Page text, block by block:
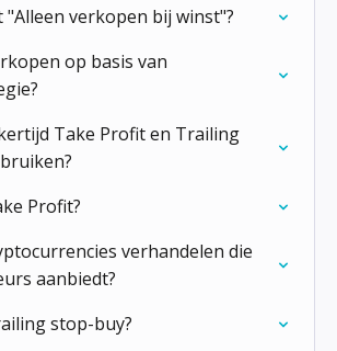
verkopen bij winst"?
op basis van
Take Profit en Trailing
Profit?
verhandelen die
aanbiedt?
stop-buy?